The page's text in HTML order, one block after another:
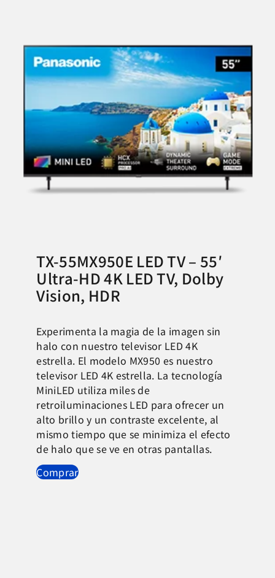
TX-55MX950E LED TV – 55′
Ultra-HD 4K LED TV, Dolby
Vision, HDR
Experimenta la magia de la imagen sin
halo con nuestro televisor LED 4K
estrella. El modelo MX950 es nuestro
televisor LED 4K estrella. La tecnología
MiniLED utiliza miles de
retroiluminaciones LED para ofrecer un
alto brillo y un contraste excelente, al
mismo tiempo que se minimiza el efecto
de halo que se ve en otras pantallas.
Comprar